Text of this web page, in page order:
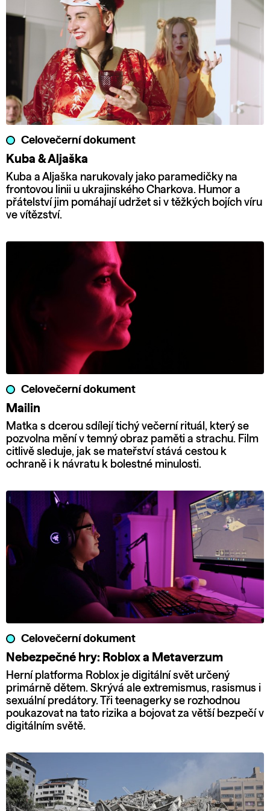
Celovečerní dokument
Kuba & Aljaška
Kuba a Aljaška narukovaly jako paramedičky na
frontovou linii u ukrajinského Charkova. Humor a
přátelství jim pomáhají udržet si v těžkých bojích víru
ve vítězství.
Celovečerní dokument
Mailin
Matka s dcerou sdílejí tichý večerní rituál, který se
pozvolna mění v temný obraz paměti a strachu. Film
citlivě sleduje, jak se mateřství stává cestou k
ochraně i k návratu k bolestné minulosti.
Celovečerní dokument
Nebezpečné hry: Roblox a Metaverzum
Herní platforma Roblox je digitální svět určený
primárně dětem. Skrývá ale extremismus, rasismus i
sexuální predátory. Tři teenagerky se rozhodnou
poukazovat na tato rizika a bojovat za větší bezpečí v
digitálním světě.